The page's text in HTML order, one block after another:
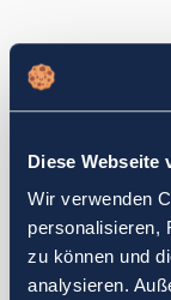
Diese Webseite
Wir verwenden
personalisieren,
zu können und
analysieren.